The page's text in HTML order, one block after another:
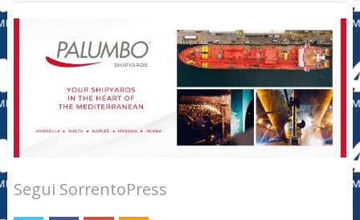
Segui SorrentoPress